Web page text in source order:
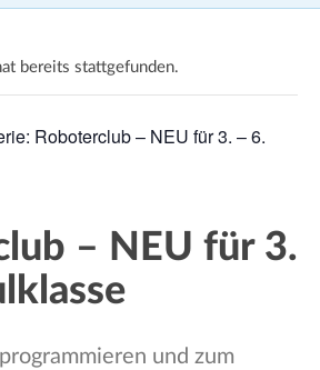
o
l
i
g
bereits stattgefunden.
Roboterclub – NEU für 3. – 6.
– NEU für 3.
und zum